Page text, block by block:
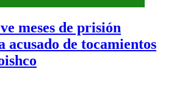
meses de prisión
acusado de tocamientos